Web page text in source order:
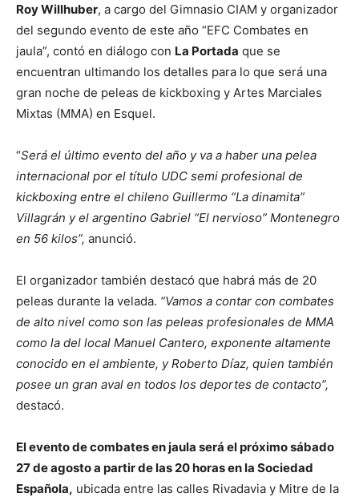
Roy Willhuber, a cargo del Gimnasio CIAM y organizador
del segundo evento de este año “EFC Combates en
jaula”, contó en diálogo con La Portada que se
encuentran ultimando los detalles para lo que será una
gran noche de peleas de kickboxing y Artes Marciales
Mixtas (MMA) en Esquel.
“Será el último evento del año y va a haber una pelea
internacional por el título UDC semi profesional de
kickboxing entre el chileno Guillermo “La dinamita”
Villagrán y el argentino Gabriel “El nervioso” Montenegro
en 56 kilos”, anunció.
El organizador también destacó que habrá más de 20
peleas durante la velada. “Vamos a contar con combates
de alto nivel como son las peleas profesionales de MMA
como la del local Manuel Cantero, exponente altamente
conocido en el ambiente, y Roberto Díaz, quien también
posee un gran aval en todos los deportes de contacto”,
destacó.
El evento de combates en jaula será el próximo sábado
27 de agosto a partir de las 20 horas en la Sociedad
Española, ubicada entre las calles Rivadavia y Mitre de la